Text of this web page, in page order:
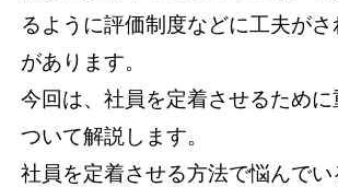
るように評価制度などに工夫がさ
があります。
今回は、社員を定着させるために
ついて解説します。
社員を定着させる方法で悩んで